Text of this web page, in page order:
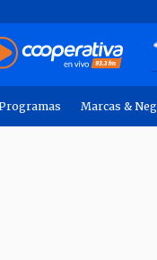
Marcas &